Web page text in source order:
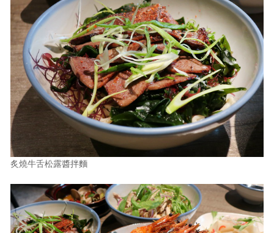
炙燒牛舌松露醬拌麵